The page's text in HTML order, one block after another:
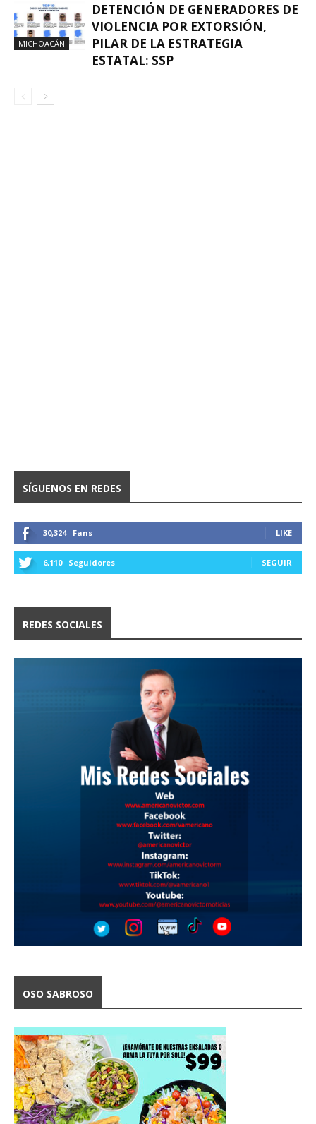
MICHOACÁN
DETENCIÓN DE GENERADORES DE
VIOLENCIA POR EXTORSIÓN,
PILAR DE LA ESTRATEGIA
ESTATAL: SSP
SÍGUENOS EN REDES
30,324 Fans LIKE
6,110 Seguidores SEGUIR
REDES SOCIALES
OSO SABROSO